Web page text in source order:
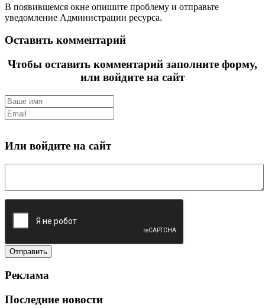
В появившемся окне опишите проблему и отправьте
уведомление Администрации ресурса.
Оставить комментарий
Чтобы оставить комментарий заполните форму,
или войдите на сайт
Или войдите на сайт
Реклама
Последние новости